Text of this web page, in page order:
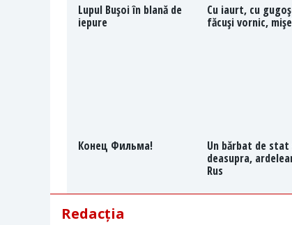
Lupul Buşoi în blană de
iepure
Cu iaurt, cu
făcuşi vornic,
Конец Фильма!
Un bărbat de stat
deasupra,
Rus
Redacția